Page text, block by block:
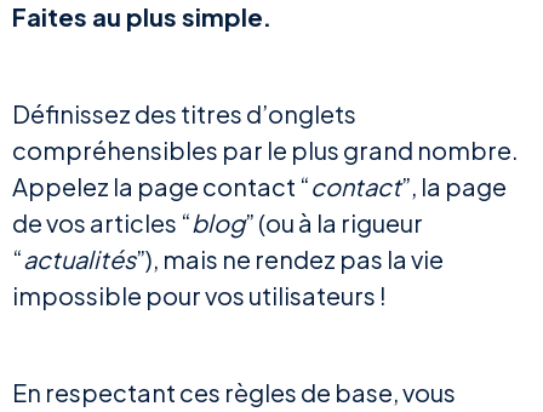
Faites au plus simple.
Définissez des titres d’onglets
compréhensibles par le plus grand nombre.
Appelez la page contact “contact”, la page
de vos articles “blog” (ou à la rigueur
“actualités”), mais ne rendez pas la vie
impossible pour vos utilisateurs !
En respectant ces règles de base, vous